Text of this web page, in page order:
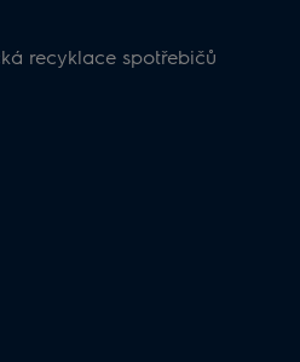
recyklace spotřebičů